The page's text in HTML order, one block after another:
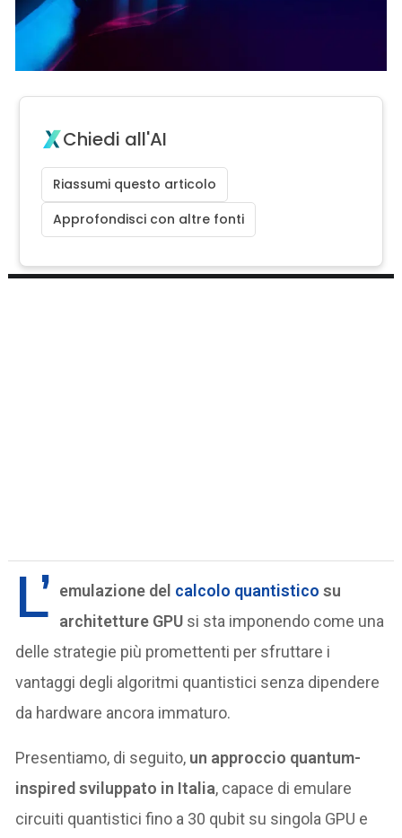
Chiedi all'AI
Riassumi questo articolo
Approfondisci con altre fonti
L’ emulazione del calcolo quantistico su
architetture GPU si sta imponendo come una
delle strategie più promettenti per sfruttare i
vantaggi degli algoritmi quantistici senza dipendere
da hardware ancora immaturo.
Presentiamo, di seguito, un approccio quantum-
inspired sviluppato in Italia, capace di emulare
circuiti quantistici fino a 30 qubit su singola GPU e